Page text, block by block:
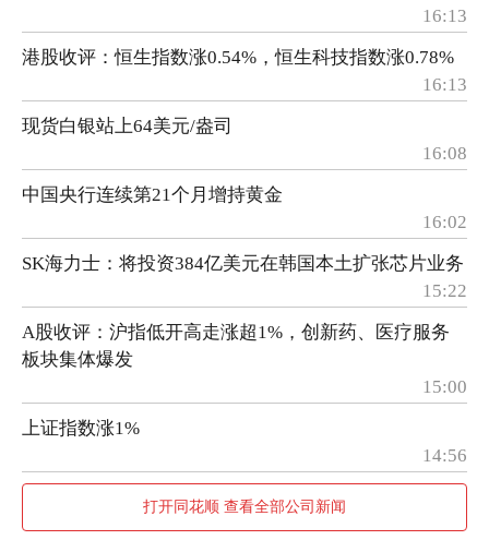
16:13
港股收评：恒生指数涨0.54%，恒生科技指数涨0.78%
16:13
现货白银站上64美元/盎司
16:08
中国央行连续第21个月增持黄金
16:02
SK海力士：将投资384亿美元在韩国本土扩张芯片业务
15:22
A股收评：沪指低开高走涨超1%，创新药、医疗服务
板块集体爆发
15:00
上证指数涨1%
14:56
打开同花顺 查看全部公司新闻